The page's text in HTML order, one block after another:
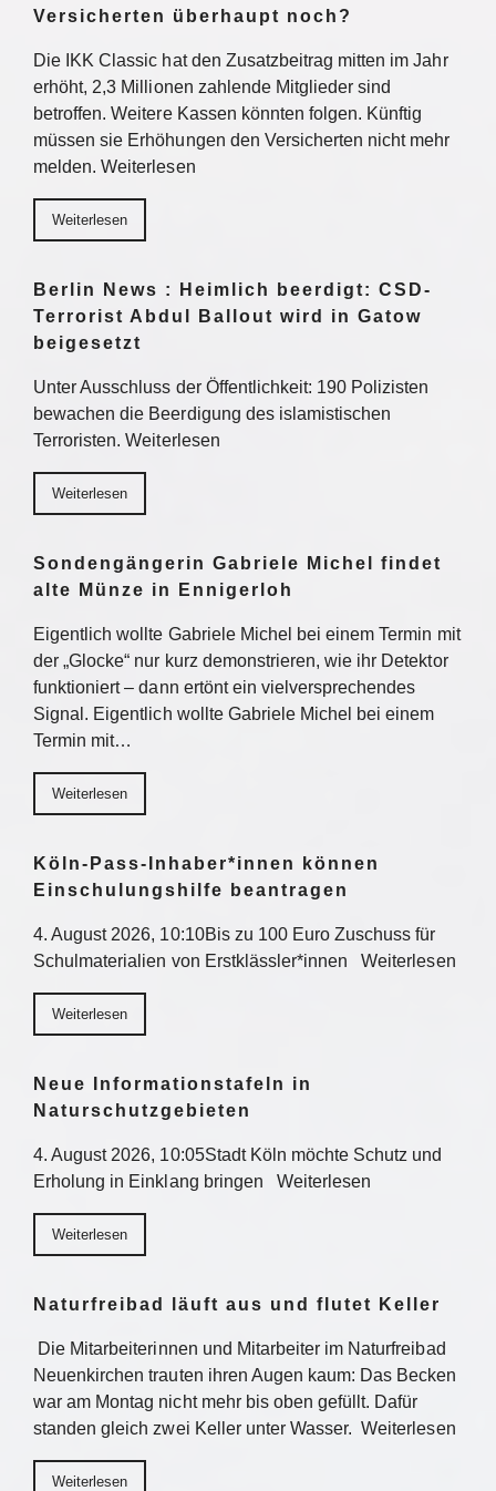
Versicherten überhaupt noch?
Die IKK Classic hat den Zusatzbeitrag mitten im Jahr
erhöht, 2,3 Millionen zahlende Mitglieder sind
betroffen. Weitere Kassen könnten folgen. Künftig
müssen sie Erhöhungen den Versicherten nicht mehr
melden. Weiterlesen
Weiterlesen
Berlin News : Heimlich beerdigt: CSD-
Terrorist Abdul Ballout wird in Gatow
beigesetzt
Unter Ausschluss der Öffentlichkeit: 190 Polizisten
bewachen die Beerdigung des islamistischen
Terroristen. Weiterlesen
Weiterlesen
Sondengängerin Gabriele Michel findet
alte Münze in Ennigerloh
Eigentlich wollte Gabriele Michel bei einem Termin mit
der „Glocke“ nur kurz demonstrieren, wie ihr Detektor
funktioniert – dann ertönt ein vielversprechendes
Signal. Eigentlich wollte Gabriele Michel bei einem
Termin mit…
Weiterlesen
Köln-Pass-Inhaber*innen können
Einschulungshilfe beantragen
4. August 2026, 10:10Bis zu 100 Euro Zuschuss für
Schulmaterialien von Erstklässler*innen Weiterlesen
Weiterlesen
Neue Informationstafeln in
Naturschutzgebieten
4. August 2026, 10:05Stadt Köln möchte Schutz und
Erholung in Einklang bringen Weiterlesen
Weiterlesen
Naturfreibad läuft aus und flutet Keller
Die Mitarbeiterinnen und Mitarbeiter im Naturfreibad
Neuenkirchen trauten ihren Augen kaum: Das Becken
war am Montag nicht mehr bis oben gefüllt. Dafür
standen gleich zwei Keller unter Wasser. Weiterlesen
Weiterlesen